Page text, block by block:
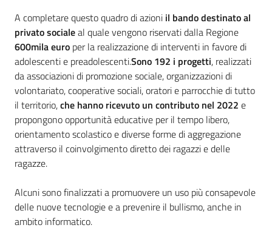
A completare questo quadro di azioni il bando destinato al
privato socialeal quale vengono riservati dalla Regione
600mila euro per la realizzazione di interventi in favore di
adolescenti e preadolescenti.Sono 192 i progetti, realizzati
da associazioni di promozione sociale, organizzazioni di
volontariato, cooperative sociali, oratori e parrocchie di tutto
il territorio,che hanno ricevuto un contributo nel 2022 e
propongono opportunità educative per il tempo libero,
orientamento scolastico e diverse forme di aggregazione
attraverso il coinvolgimento diretto dei ragazzi e delle
ragazze.
Alcuni sono finalizzati a promuovere un uso più consapevole
delle nuove tecnologie e a prevenire il bullismo, anche in
ambito informatico.